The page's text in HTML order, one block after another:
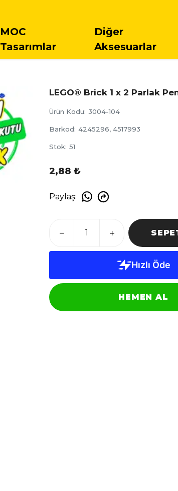
MOC
Tasarımlar
Diğer
Aksesuarlar
LEGO® Brick 1 x 2 Parlak
Ürün Kodu: 3004-104
Barkod: 4245296, 4517993
Stok: 51
2,88 ₺
Paylaş:
HEMEN AL